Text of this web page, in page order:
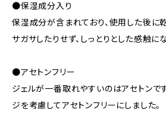
●保湿成分入り
保湿成分が含まれており、使用した後に
サガサしたりせず、しっとりとした感触にな
●アセトンフリー
ジェルが一番取れやすいのはアセトンで
ジを考慮してアセトンフリーにしました。